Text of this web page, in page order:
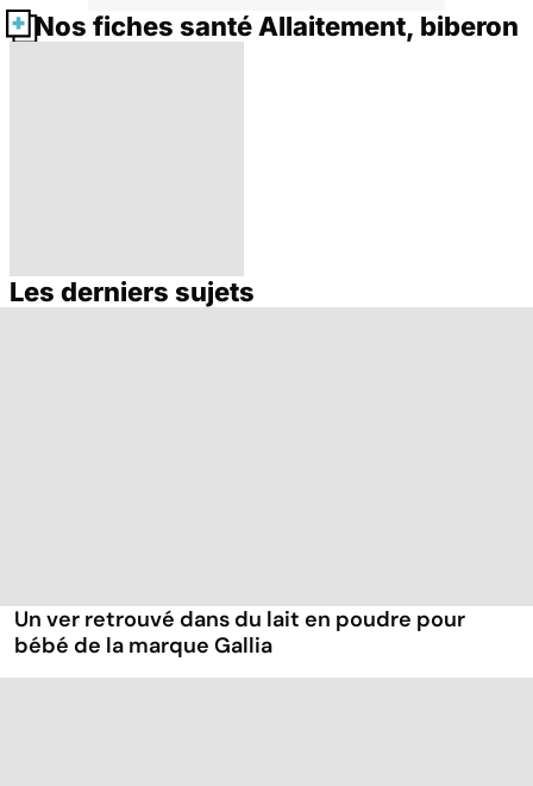
Nos fiches santé Allaitement, biberon
Allaiter : ça ne
Les derniers sujets
Un ver retrouvé dans du lait en poudre pour
bébé de la marque Gallia